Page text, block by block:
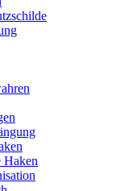
Haken